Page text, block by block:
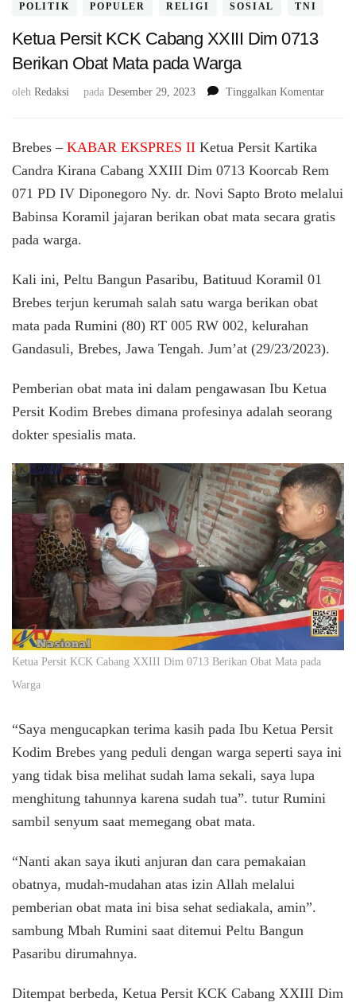
POLITIK
POPULER RELIGI SOSIAL TNI
Ketua Persit KCK Cabang XXIII Dim 0713
Berikan Obat Mata pada Warga
oleh Redaksi pada Desember 29, 2023 Tinggalkan Komentarpada
XXIII
Dim
Brebes – KABAR EKSPRES II Ketua Persit Kartika
Candra Kirana Cabang XXIII Dim 0713 Koorcab Rem
071 PD IV Diponegoro Ny. dr. Novi Sapto Broto melalui
Babinsa Koramil jajaran berikan obat mata secara gratis
pada warga.
Kali ini, Peltu Bangun Pasaribu, Batituud Koramil 01
Brebes terjun kerumah salah satu warga berikan obat
mata pada Rumini (80) RT 005 RW 002, kelurahan
Gandasuli, Brebes, Jawa Tengah. Jum’at (29/23/2023).
Pemberian obat mata ini dalam pengawasan Ibu Ketua
Persit Kodim Brebes dimana profesinya adalah seorang
dokter spesialis mata.
Ketua Persit KCK Cabang XXIII Dim 0713 Berikan Obat Mata pada
Warga
“Saya mengucapkan terima kasih pada Ibu Ketua Persit
Kodim Brebes yang peduli dengan warga seperti saya ini
yang tidak bisa melihat sudah lama sekali, saya lupa
menghitung tahunnya karena sudah tua”. tutur Rumini
sambil senyum saat memegang obat mata.
“Nanti akan saya ikuti anjuran dan cara pemakaian
obatnya, mudah-mudahan atas izin Allah melalui
pemberian obat mata ini bisa sehat sediakala, amin”.
sambung Mbah Rumini saat ditemui Peltu Bangun
Pasaribu dirumahnya.
Ditempat berbeda, Ketua Persit KCK Cabang XXIII Dim